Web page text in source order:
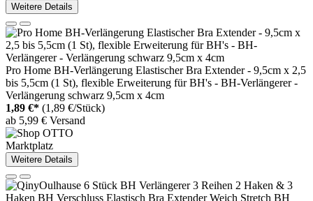
Weitere Details
Pro Home BH-Verlängerung Elastischer Bra Extender - 9,5cm x 2,5
bis 5,5cm (1 St), flexible Erweiterung für BH's - BH-Verlängerer -
Verlängerung schwarz 9,5cm x 4cm
1,89 €* (1,89 €/Stück)
ab 5,99 € Versand
Marktplatz
Weitere Details